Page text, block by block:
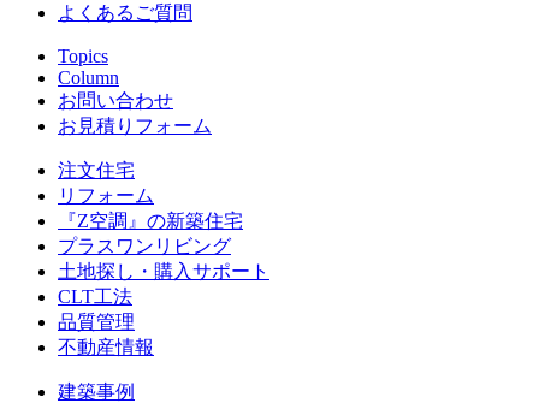
よくあるご質問
Topics
Column
お問い合わせ
お見積りフォーム
注文住宅
リフォーム
『Z空調』の新築住宅
プラスワンリビング
土地探し・購入サポート
CLT工法
品質管理
不動産情報
建築事例